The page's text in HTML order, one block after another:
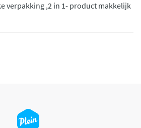
verpakking ,2 in 1- product makkelijk